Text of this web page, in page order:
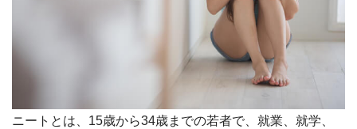
ニートとは、15歳から34歳までの若者で、就業、就学、